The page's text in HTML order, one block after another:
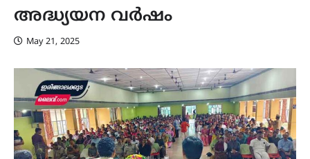
അദ്ധ്യയന വർഷം
May 21, 2025